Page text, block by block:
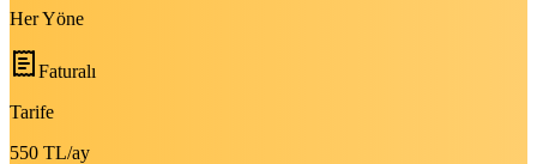
Her Yöne
Faturalı
Tarife
550 TL/ay